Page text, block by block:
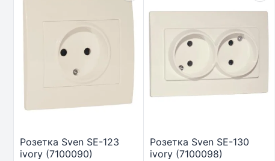
Розетка Sven SE-123
ivory (7100090)
Розетка Sven SE-130
ivory (7100098)